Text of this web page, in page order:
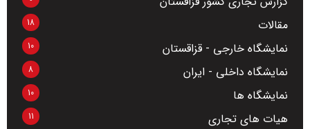
مقالات 18
نمایشگاه خارجی - قزاقستان 10
نمایشگاه داخلی - ایران 8
نمایشگاه ها 10
هیات های تجاری 11